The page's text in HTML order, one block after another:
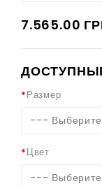
7.565.00
Размер
---
Цвет
---